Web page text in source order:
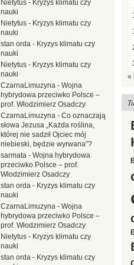
«
Nietytus - Kryzys klimatu czy
nauki
Nietytus - Kryzys klimatu czy
nauki
stan orda - Kryzys klimatu czy
nauki
Nietytus - Kryzys klimatu czy
nauki
CzarnaLimuzyna - Wojna
hybrydowa przeciwko Polsce –
prof. Włodzimierz Osadczy
CzarnaLimuzyna - Co oznaczają
słowa Jezusa „Każda roślina,
której nie sadził Ojciec mój
niebieski, będzie wyrwana”?
sarmata - Wojna hybrydowa
przeciwko Polsce – prof.
Włodzimierz Osadczy
stan orda - Kryzys klimatu czy
nauki
CzarnaLimuzyna - Wojna
hybrydowa przeciwko Polsce –
prof. Włodzimierz Osadczy
Nietytus - Kryzys klimatu czy
nauki
stan orda - Kryzys klimatu czy